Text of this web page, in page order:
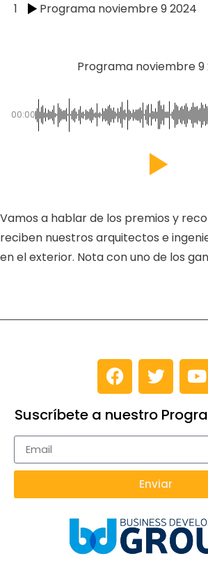
1 Programa noviembre 9 2024
Programa noviembre 9
00:00
Vamos a hablar de los premios y
reciben nuestros arquitectos e
en el exterior. Nota con uno de los
Suscríbete a nuestro
Enviar